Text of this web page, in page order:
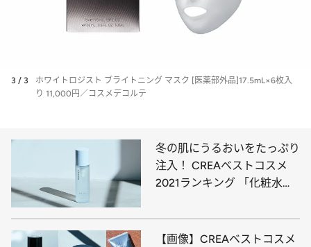
3 / 3
ホワイトロジスト ブライトニング マスク [医薬部外品]17.5mL×6枚入
り 11,000円／コスメデコルテ
冬の肌にうるおいをたっぷり
注入！ CREAベストコスメ
2021ランキング 「化粧水」
【画像】CREAベストコスメ